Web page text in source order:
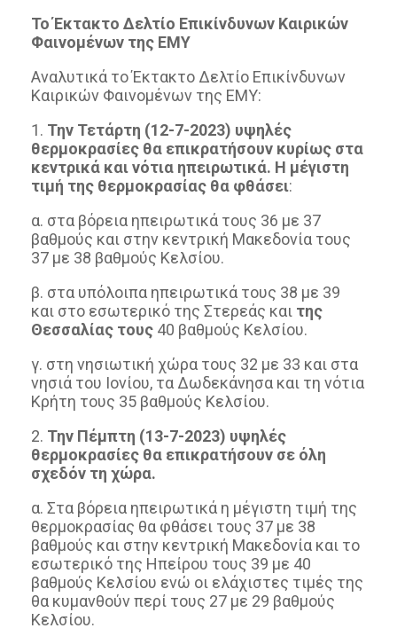
Το Έκτακτο Δελτίο Επικίνδυνων Καιρικών
Φαινομένων της ΕΜΥ
Αναλυτικά το Έκτακτο Δελτίο Επικίνδυνων
Καιρικών Φαινομένων της ΕΜΥ:
1. Την Τετάρτη (12-7-2023) υψηλές
θερμοκρασίες θα επικρατήσουν κυρίως στα
κεντρικά και νότια ηπειρωτικά. Η μέγιστη
τιμή της θερμοκρασίας θα φθάσει:
α. στα βόρεια ηπειρωτικά τους 36 με 37
βαθμούς και στην κεντρική Μακεδονία τους
37 με 38 βαθμούς Κελσίου.
β. στα υπόλοιπα ηπειρωτικά τους 38 με 39
και στο εσωτερικό της Στερεάς και της
Θεσσαλίας τους 40 βαθμούς Κελσίου.
γ. στη νησιωτική χώρα τους 32 με 33 και στα
νησιά του Ιονίου, τα Δωδεκάνησα και τη νότια
Κρήτη τους 35 βαθμούς Κελσίου.
2. Την Πέμπτη (13-7-2023) υψηλές
θερμοκρασίες θα επικρατήσουν σε όλη
σχεδόν τη χώρα.
α. Στα βόρεια ηπειρωτικά η μέγιστη τιμή της
θερμοκρασίας θα φθάσει τους 37 με 38
βαθμούς και στην κεντρική Μακεδονία και το
εσωτερικό της Ηπείρου τους 39 με 40
βαθμούς Κελσίου ενώ οι ελάχιστες τιμές της
θα κυμανθούν περί τους 27 με 29 βαθμούς
Κελσίου.